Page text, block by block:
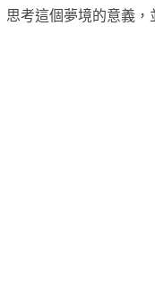
思考這個夢境的意義，